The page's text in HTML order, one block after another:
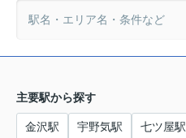
主要駅から探す
金沢駅 宇野気駅 七ツ屋駅